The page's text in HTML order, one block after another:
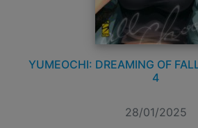
YUMEOCHI: DREAMING OF
4
28/01/2025